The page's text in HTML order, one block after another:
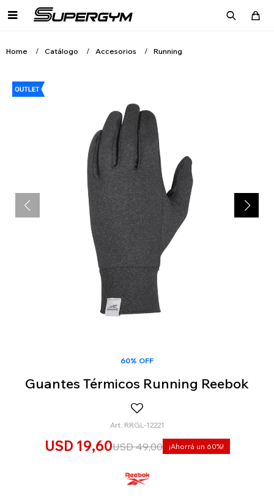

Home Catálogo Accesorios Running
60% OFF
Guantes Térmicos Running Reebok
RRGL-12221
USD 19,60USD 49,00 60